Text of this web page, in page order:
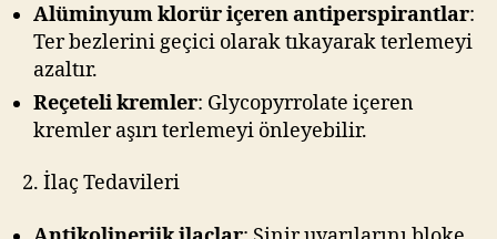
Alüminyum klorür içeren antiperspirantlar:
Ter bezlerini geçici olarak tıkayarak terlemeyi
azaltır.
Reçeteli kremler: Glycopyrrolate içeren
kremler aşırı terlemeyi önleyebilir.
2. İlaç Tedavileri